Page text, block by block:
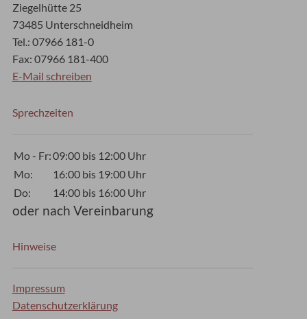
Ziegelhütte 25
73485 Unterschneidheim
Tel.: 07966 181-0
Fax: 07966 181-400
E-Mail schreiben
Sprechzeiten
Mo - Fr:09:00 bis 12:00 Uhr
Mo:
16:00 bis 19:00 Uhr
Do:
14:00 bis 16:00 Uhr
oder nach Vereinbarung
Hinweise
Impressum
Datenschutzerklärung